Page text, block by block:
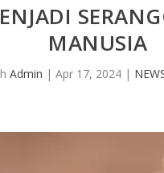
MANUSIA
Admin |Apr 17, 2024 |